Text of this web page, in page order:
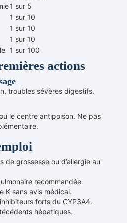
1 sur 5
1 sur 10
1 sur 10
1 sur 10
1 sur 100
actions
troubles sévères digestifs.
le centre antipoison. Ne pas
de grossesse ou d’allergie au
recommandée.
K sans avis médical.
forts du CYP3A4.
hépatiques.